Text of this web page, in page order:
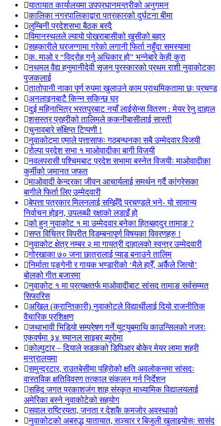
यातायात कार्यालयमा उपप्रधानमन्त्रीको अनुगमन
कालिका नगरपालिकाद्वारा पत्रकारको दुर्घटना बीमा
लुम्बिनी प्रदेशसभा बैठक बस्दै
विमानस्थलले ल्यायो पोखराबासीको खुसीको बहार
सहकारीले घरजग्गामा गरेको लगानी फिर्ता नहुँदा समस्यामा
क. माओ र “विद्रोह गर्नु अधिकार हो” भन्नेबारे केही कुरा
नथमल वैद्य हनुमानीदेवी सृजन पुरस्कारको प्रथम राशी नुवाकोटका
पुजकलाई
तातोपानी नाका पूर्ण रुपमा खुलाउने काम प्राथमिकतामा छः प्रचण्ड
अनलाइनबाटै किन्न सकिन्छ घर
दुई महिनाभित्र भरतपुरबाट नयाँ लाईसेन्स वितरण : मेयर रेनु दाहाल
शसस्त्र प्रहरीको तालिमले ककनीबासीलाई सास्ती
चुनावबारे संक्षिप्त टिप्पणी !
नुवाकोटमा एमाले पत्तासाफः गठबन्धनका सबै उम्मेदवार विजयी
रोल्पा प्रदेश सभा १ माओवादीका बागी विजयी
नवलपरासी पश्चिमबाट प्रदेश सभामा बस्नेत विजयीः माओवादीका
कुर्मीको जमानत जफत
माओवादी केन्द्रका जीवन आचार्यलाई समर्थन गर्दै कांग्रेसका
बागीले फिर्ता लिए उम्मेदवारी
बेपत्ता पत्रकार मिलनलाई सम्झिँदै प्रचण्डले भने- यो सामान्य
निर्वाचन होइन, उपलब्धी रक्षाको लडाइँ हो
को हुन् नुवाकोट १ मा उम्मेदवार बनेका हितबहादुर तामाङ ?
सप्त विचित्र विपरीत विडम्बनापूर्ण विषयका विवरणहरु !
नुवाकोट क्षेत्र नम्बर २ मा गायत्री दाहालको स्वन्त्र उम्मेदवारी
गोरखाका ७० जना छात्रालाई प्याड बनाउने तालिम
निर्माता पङ्गेनी र गायक भण्डारीको ‘मैले हारेँ, अर्कैले जित्यो’
बोलको गीत बजारमा
नुवाकोट १ मा प्रत्यक्षतर्फ माओवादीबाट सांसद तामाङ सर्वसम्मत
सिफारिस
अखिल (क्रान्तिकारी) नुवाकोटले विद्यार्थीलाई दियो राजनीतिक
वैचारिक प्रशिक्षण
जथाभावी भिडियो सम्प्रेषण गर्ने युट्युबमाथि काउन्सिलको नजरः
एकवर्षमा ३४ च्यानल साइबर ब्युरोमा
कोल्पुटार – दियाले सडकको डिपिआर बोकेर मेयर लामा शहरी
मन्त्रालयमा
समुन्द्रटार, राउतबेसीमा पहिरोको क्षति अवलोकनमा सांसदः
वास्तविक क्षतिविवरण तत्काल संकलन गर्न निर्देशन
सहिद जगत प्रकाशजंग शाह संस्कृत माध्यामिक विद्यालयलाई
अमेरिका बस्ने नुवाकोटेको सहयोग
सवाल राष्ट्रियता, जनता र देशकै कमजोर अवस्थाको
नुवाकोटको अबरुद्ध यातायात, सञ्चार र बिजुली खुलाइयोस्ः सासंद